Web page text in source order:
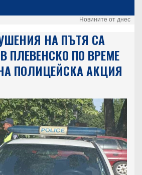
Новините от днес
НА ПЪТЯ СА
ПЛЕВЕНСКО ПО ВРЕМЕ
ПОЛИЦЕЙСКА АКЦИЯ